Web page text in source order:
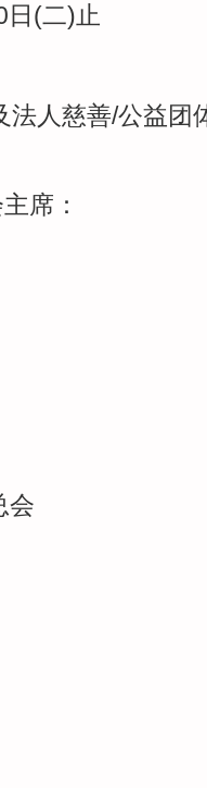
(二)止
法人慈善/公益团
席：
会